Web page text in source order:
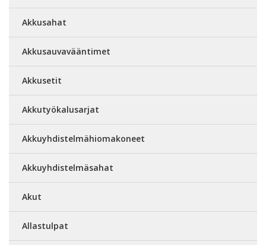
Akkusahat
Akkusauvavääntimet
Akkusetit
Akkutyökalusarjat
Akkuyhdistelmähiomakoneet
Akkuyhdistelmäsahat
Akut
Allastulpat